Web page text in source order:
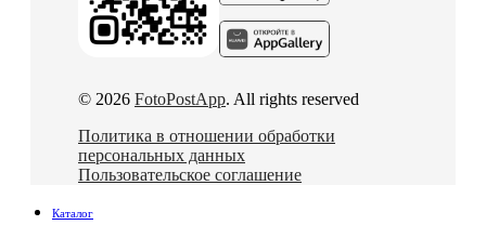
© 2026 FotoPostApp. All rights reserved
Политика в отношении обработки
персональных данных
Пользовательское соглашение
Каталог